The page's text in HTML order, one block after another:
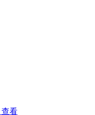
查看